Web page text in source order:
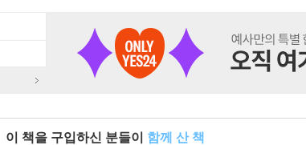
이 책을 구입하신 분들이 함께 산 책